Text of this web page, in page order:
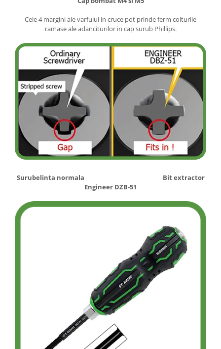
Cele 4 margini ale varfului in cruce pot prinde ferm colturile
ramase ale adanciturilor in cap surub Phillips.
Surubelinta normala Bit extractor
Engineer DZB-51